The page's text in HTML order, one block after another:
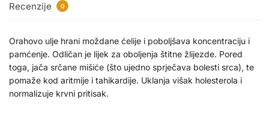
Recenzije 0
Orahovo ulje hrani moždane ćelije i poboljšava koncentraciju i
pamćenje. Odličan je lijek za oboljenja štitne žlijezde. Pored
toga, jača srčane mišiće (što ujedno sprječava bolesti srca), te
pomaže kod aritmije i tahikardije. Uklanja višak holesterola i
normalizuje krvni pritisak.